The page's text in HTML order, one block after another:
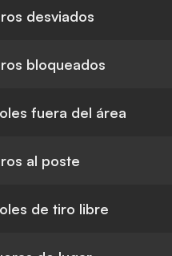
desviados
bloqueados
fuera del área
al poste
de tiro libre